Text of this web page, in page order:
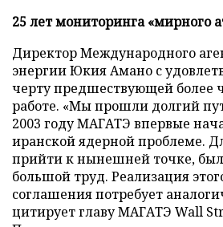
25 лет мониторинга «мирного
Директор Международного
энергии Юкия Амано с
черту предшествующей более
работе. «Мы прошли долгий
2003 году МАГАТЭ впервые
иранской ядерной проблеме.
прийти к нынешней точке,
большой труд. Реализация
соглашения потребует
цитирует главу МАГАТЭ Wall